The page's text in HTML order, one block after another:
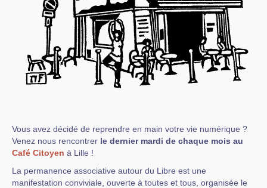
Vous avez décidé de reprendre en main votre vie numérique ?
Venez nous rencontrer le dernier mardi de chaque mois au
Café Citoyen à Lille !
La permanence associative autour du Libre est une
manifestation conviviale, ouverte à toutes et tous, organisée le